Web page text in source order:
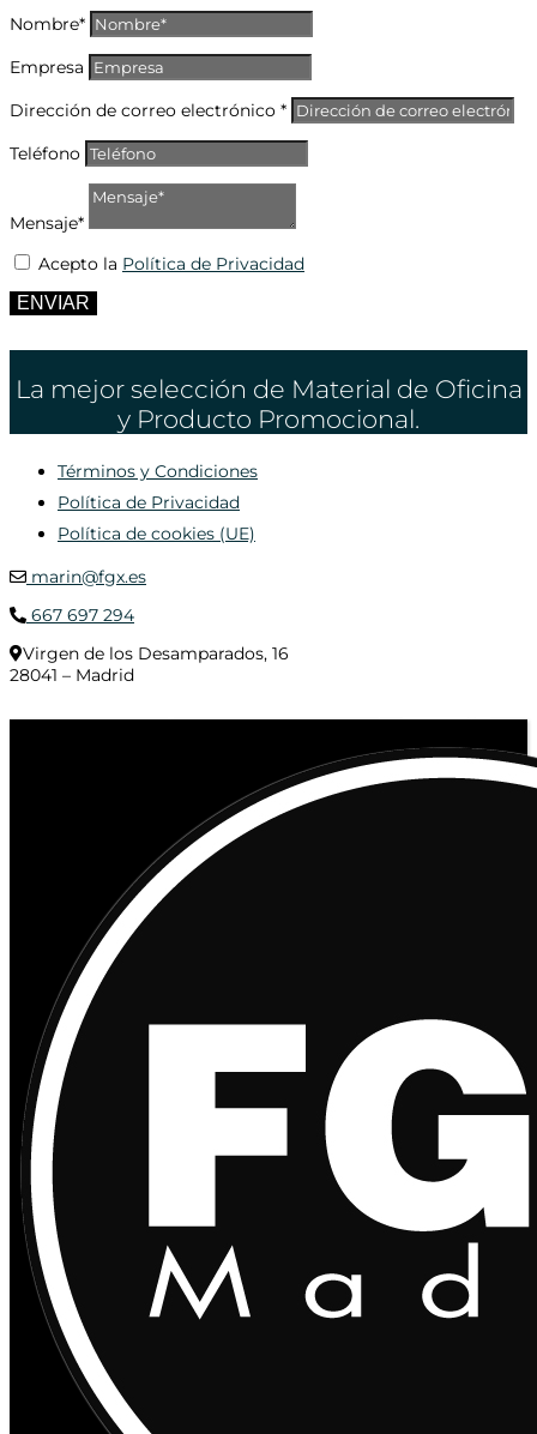
Nombre*
Empresa
Dirección de correo electrónico *
Teléfono
Mensaje*
Acepto la Política de Privacidad
ENVIAR
La mejor selección de Material de Oficina
y Producto Promocional.
Términos y Condiciones
Política de Privacidad
Política de cookies (UE)
marin@fgx.es
667 697 294
Virgen de los Desamparados, 16
28041 – Madrid